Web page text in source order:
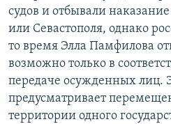
судов и отбывали
или Севастополя, однако
то время Элла Памфилова
возможно только в
передаче осужденных лиц.
предусматривает
территории одного